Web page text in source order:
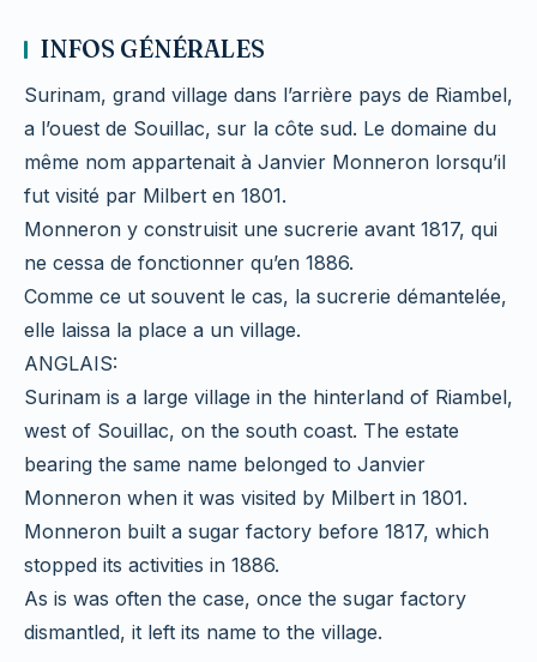
INFOS GÉNÉRALES
Surinam, grand village dans l’arrière pays de Riambel,
a l’ouest de Souillac, sur la côte sud. Le domaine du
même nom appartenait à Janvier Monneron lorsqu’il
fut visité par Milbert en 1801.
Monneron y construisit une sucrerie avant 1817, qui
ne cessa de fonctionner qu’en 1886.
Comme ce ut souvent le cas, la sucrerie démantelée,
elle laissa la place a un village.
ANGLAIS:
Surinam is a large village in the hinterland of Riambel,
west of Souillac, on the south coast. The estate
bearing the same name belonged to Janvier
Monneron when it was visited by Milbert in 1801.
Monneron built a sugar factory before 1817, which
stopped its activities in 1886.
As is was often the case, once the sugar factory
dismantled, it left its name to the village.